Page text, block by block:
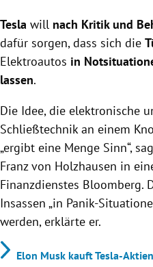
sich Türen in
Die US-
Probleme mit
In mehreren Fällen
Stromverlust nicht
Notmaßnahmen wie dem
Scheiben führte.
Tesla will nach Kritik und
dafür sorgen, dass sich die
Elektroautos in
lassen.
Die Idee, die elektronische
Schließtechnik an einem
„ergibt eine Menge Sinn“,
Franz von Holzhausen in
Finanzdienstes Bloomberg.
Insassen „in Panik-
werden, erklärte er.
Elon Musk kauft Tesla-